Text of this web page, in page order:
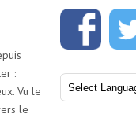
:
Vu le
le